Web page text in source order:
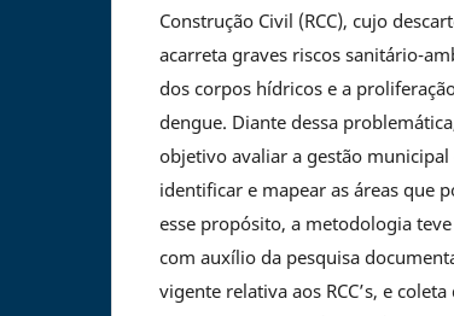
Construção Civil (RCC), cujo
acarreta graves riscos sanitário-
dos corpos hídricos e a
dengue. Diante dessa
objetivo avaliar a gestão municipal
identificar e mapear as áreas que
esse propósito, a metodologia
com auxílio da pesquisa
vigente relativa aos RCC’s, e